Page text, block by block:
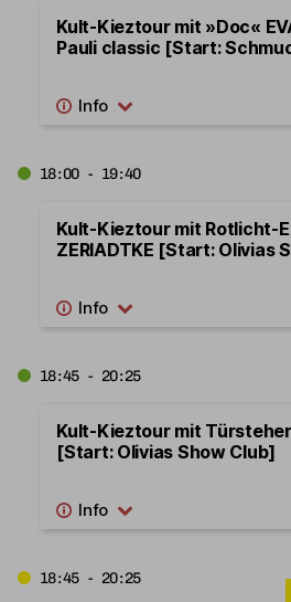
Kult-Kieztour mit »Doc«
Pauli classic [Start:
18:00 - 19:40
Kult-Kieztour mit Rotlicht-
ZERIADTKE [Start: Olivias
18:45 - 20:25
Kult-Kieztour mit Türsteher
[Start: Olivias Show Club]
18:45 - 20:25